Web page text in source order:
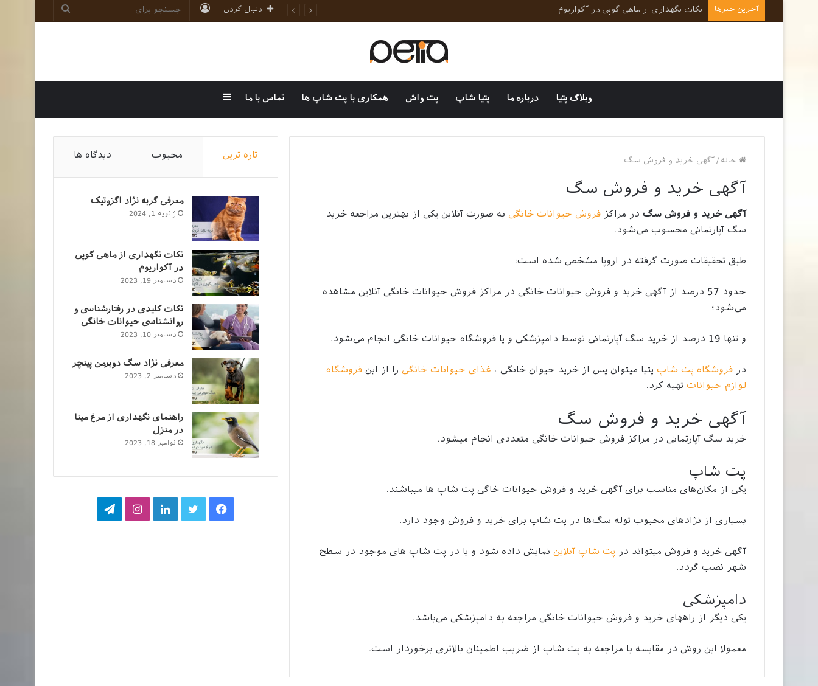
آخرین خبرها نکات کلیدی در رفتارشناسی و روانشناسی حیوانات خانگی
جستجو
ورود دنبال کردن
وبلاگ پتیا درباره ما پتیا شاپ پت واش همکاری با پت شاپ ها تماس با ما سایدبار
خانه /آگهی خرید و فروش سگ
آگهی خرید و فروش سگ
آگهی خرید و فروش سگ در مراکز فروش حیوانات خانگی به صورت آنلاین یکی از بهترین مراجعه خرید
سگ آپارتمانی محسوب می‌شود.
طبق تحقیقات صورت گرفته در اروپا مشخص شده است:
حدود 57 درصد از آگهی خرید و فروش حیوانات خانگی در مراکز فروش حیوانات خانگی آنلاین مشاهده
می‌شود؛
و تنها 19 درصد از خرید سگ آپارتمانی توسط دامپزشکی و یا فروشگاه حیوانات خانگی انجام می‌شود.
در فروشگاه پت شاپ پتیا میتوان پس از خرید حیوان خانگی ، غذای حیوانات خانگی را از این فروشگاه
لوازم حیوانات تهیه کرد.
آگهی خرید و فروش سگ
خرید سگ آپارتمانی در مراکز فروش حیوانات خانگی متعددی انجام میشود.
پت شاپ
یکی از مکان‌های مناسب برای آگهی خرید و فروش حیوانات خاگی پت شاپ ها میباشند.
بسیاری از نژادهای محبوب توله سگ‌ها در پت شاپ برای خرید و فروش وجود دارد.
آگهی خرید و فروش میتواند در پت شاپ آنلاین نمایش داده شود و یا در پت شاپ های موجود در سطح
شهر نصب گردد.
دامپزشکی
یکی دیگر از راههای خرید و فروش حیوانات خانگی مراجعه به دامپزشکی می‌باشد.
معمولا این روش در مقایسه با مراجعه به پت شاپ از ضریب اطمینان بالاتری برخوردار است.
تازه ترین محبوب دیدگاه ها
معرفی گربه نژاد اگزوتیک
ژانویه 1, 2024
نکات نگهداری از ماهی گوپی
در آکواریوم
دسامبر 19, 2023
نکات کلیدی در رفتارشناسی و
روانشناسی حیوانات خانگی
دسامبر 10, 2023
معرفی نژاد سگ دوبرمن پینچر
دسامبر 2, 2023
راهنمای نگهداری از مرغ مینا
در منزل
نوامبر 18, 2023
فیسبوکتوییترلینکدایناینستاگرام
تلگرام